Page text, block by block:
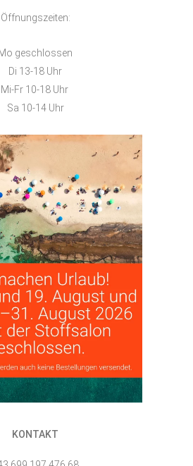
Öffnungszeiten:
Mo geschlossen
Di 13-18 Uhr
Mi-Fr 10-18 Uhr
Sa 10-14 Uhr
KONTAKT